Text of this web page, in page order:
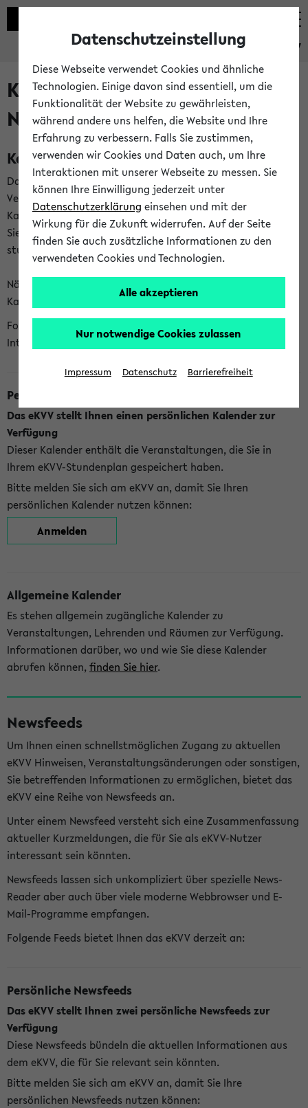
eKVV
Kalenderintegration und
Newsfeeds
Kalenderintegration
Das eKVV bietet Ihnen die Möglichkeit,
Veranstaltungstermine in eine Vielzahl von
Kalenderanwendungen einzubinden. Auf diese Weise können
Sie einen gemeinsamen Überblick über Ihre privaten und
studienbezogenen Termine erhalten.
Näheres zu Vorteilen und Funktionsweise der
Kalenderintegration können Sie auf unserer
Folgende Kalender bietet Ihnen das eKVV derzeit zur
Integration an:
Persönlicher Kalender
Das eKVV stellt Ihnen einen persönlichen Kalender zur
Verfügung
Dieser Kalender enthält die Veranstaltungen, die Sie in
Ihrem eKVV-Stundenplan gespeichert haben.
Bitte melden Sie sich am eKVV an, damit Sie Ihren
persönlichen Kalender nutzen können:
Anmelden
Allgemeine Kalender
Es stehen allgemein zugängliche Kalender zu
Veranstaltungen, Lehrenden und Räumen zur Verfügung.
Informationen darüber, wo und wie Sie diese Kalender
abrufen können, finden Sie hier.
Newsfeeds
Um Ihnen einen schnellstmöglichen Zugang zu aktuellen
eKVV Hinweisen, Veranstaltungsänderungen oder sonstigen,
Sie betreffenden Informationen zu ermöglichen, bietet das
eKVV eine Reihe von Newsfeeds an.
Unter einem Newsfeed versteht sich eine Zusammenfassung
aktueller Kurzmeldungen, die für Sie als eKVV-Nutzer
interessant sein könnten.
Newsfeeds lassen sich unkompliziert über spezielle News-
Reader aber auch über viele moderne Webbrowser und E-
Mail-Programme empfangen.
Folgende Feeds bietet Ihnen das eKVV derzeit an:
Persönliche Newsfeeds
Das eKVV stellt Ihnen zwei persönliche Newsfeeds zur
Verfügung
Diese Newsfeeds bündeln die aktuellen Informationen aus
dem eKVV, die für Sie relevant sein könnten.
Bitte melden Sie sich am eKVV an, damit Sie Ihre
persönlichen Newsfeeds nutzen können:
Datenschutzeinstellung
Diese Webseite verwendet Cookies und ähnliche
Technologien. Einige davon sind essentiell, um die
Funktionalität der Website zu gewährleisten,
während andere uns helfen, die Website und Ihre
Erfahrung zu verbessern. Falls Sie zustimmen,
verwenden wir Cookies und Daten auch, um Ihre
Interaktionen mit unserer Webseite zu messen. Sie
können Ihre Einwilligung jederzeit unter
Datenschutzerklärung einsehen und mit der
Wirkung für die Zukunft widerrufen. Auf der Seite
finden Sie auch zusätzliche Informationen zu den
verwendeten Cookies und Technologien.
Alle akzeptieren
Nur notwendige Cookies zulassen
Impressum Datenschutz Barrierefreiheit